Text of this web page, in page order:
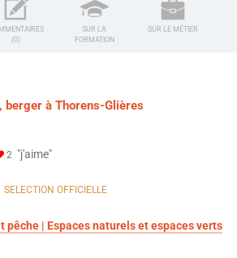
(0)
SUR LA
FORMATION
SUR LE MÉTIER
berger à Thorens-Glières
2 "j'aime"
SELECTION OFFICIELLE
pêche | Espaces naturels et espaces verts